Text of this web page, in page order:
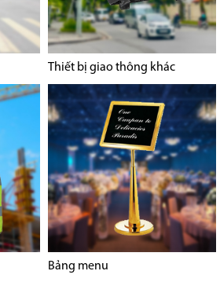
Thiết bị giao thông khác
Bảng menu